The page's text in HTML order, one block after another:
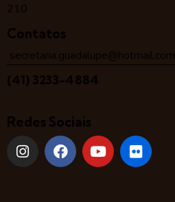
210
Contatos
secretaria.guadalupe@hotmail.com
(41) 3233-4884
Redes Sociais